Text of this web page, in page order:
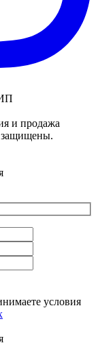
и продажа
защищены.
условия